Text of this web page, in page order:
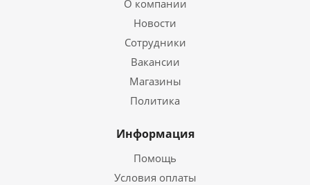
О компании
Новости
Сотрудники
Вакансии
Магазины
Политика
Информация
Помощь
Условия оплаты